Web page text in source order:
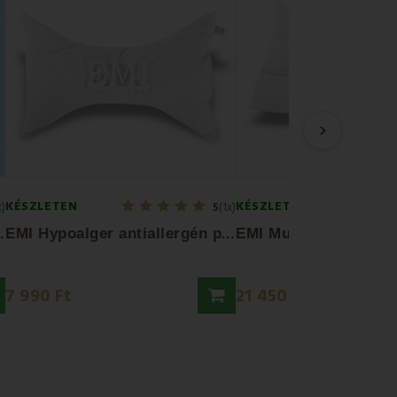
cm
KÉSZLETEN 5(1x)
E
MI Hypoalger antiallergén párna
7 990 Ft
KÉSZLETEN
21 450 Ft
›